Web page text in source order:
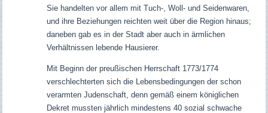
Sie handelten vor allem mit Tuch-, Woll- und Seidenwaren,
und ihre Beziehungen reichten weit über die Region hinaus;
daneben gab es in der Stadt aber auch in ärmlichen
Verhältnissen lebende Hausierer.
Mit Beginn der preußischen Herrschaft 1773/1774
verschlechterten sich die Lebensbedingungen der schon
verarmten Judenschaft, denn gemäß einem königlichen
Dekret mussten jährlich mindestens 40 sozial schwache